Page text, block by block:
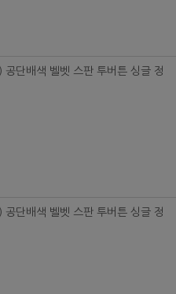
공단배색 벨벳 스판 투버튼 싱글 정
공단배색 벨벳 스판 투버튼 싱글 정